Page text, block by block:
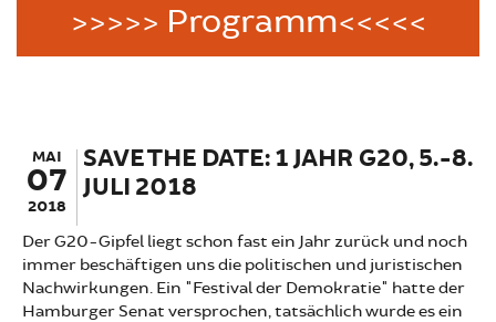
>>>>> Programm<<<<<
MAI
07
2018
SAVE THE DATE: 1 JAHR G20, 5.-8.
JULI 2018
Der G20-Gipfel liegt schon fast ein Jahr zurück und noch
immer beschäftigen uns die politischen und juristischen
Nachwirkungen. Ein "Festival der Demokratie" hatte der
Hamburger Senat versprochen, tatsächlich wurde es ein